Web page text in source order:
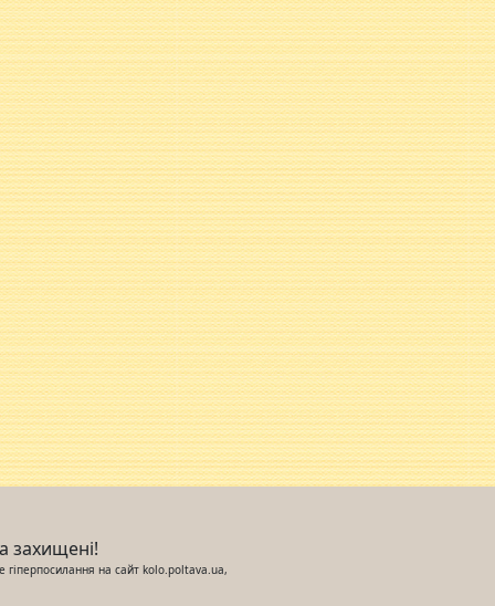
захищені!
гіперпосилання на сайт kolo.poltava.ua,